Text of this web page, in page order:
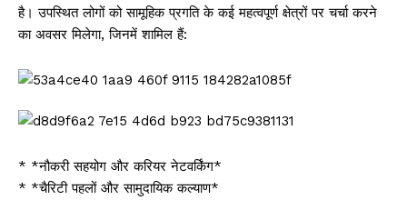
है। उपस्थित लोगों को सामूहिक प्रगति के कई महत्वपूर्ण क्षेत्रों पर चर्चा करने
का अवसर मिलेगा, जिनमें शामिल हैं:
* *नौकरी सहयोग और करियर नेटवर्किंग*
* *चैरिटी पहलों और सामुदायिक कल्याण*